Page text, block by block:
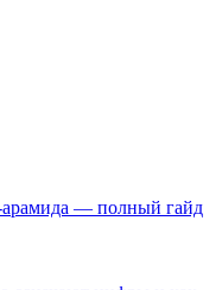
арамида — полный гайд